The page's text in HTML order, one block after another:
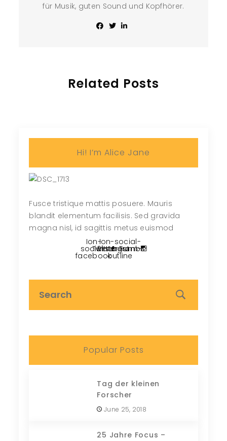
für Musik, guten Sound und Kopfhörer.
Related Posts
Hi! I’m Alice Jane
Fusce tristique mattis posuere. Mauris
blandit elementum facilisis. Sed gravida
magna nisl, id sagittis metus euismod
Ion-
social-
facebook
Twitter
Pinterest
Ion-social-
instagram-
outline
Tumblr
Popular Posts
Tag der kleinen
Forscher
June 25, 2018
25 Jahre Focus –